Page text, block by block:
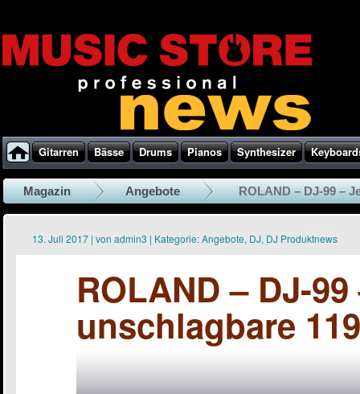
Gitarren Bässe Drums Pianos Synthesizer
Magazin Angebote ROLAND – DJ-99 –
13. Juli 2017 | von admin3 | Kategorie:Angebote, DJ, DJ Produktnews
ROLAND – DJ-
unschlagbare